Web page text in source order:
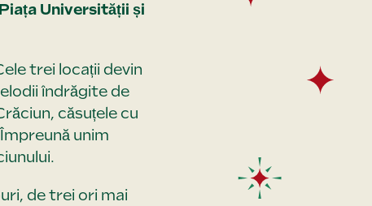
Universității și
trei locații devin
îndrăgite de
căsuțele cu
unim
de trei ori mai